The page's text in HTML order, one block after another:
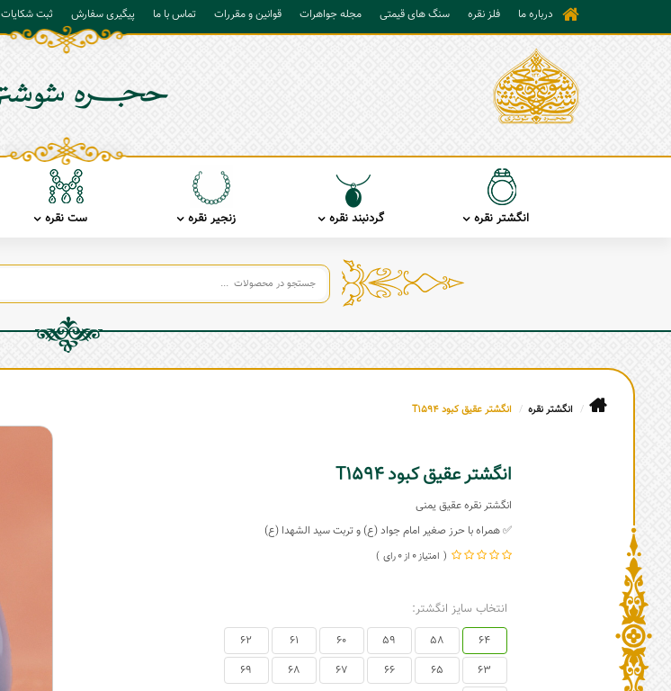
درباره ما فلز نقره سنگ های قیمتی مجله جواهرات قوانین و مقررات تماس با ما پیگیری سفارش ثبت شکایات
انگشتر نقره گردنبند نقره زنجیر نقره ست نقره
انگشتر نقره انگشتر عقیق کبود T1594
انگشتر عقیق کبود T1594
انگشتر نقره عقیق یمنی
✅ همراه با حرز صغیر امام جواد (ع) و تربت سید الشهدا (ع)
0
0
انتخاب سایز انگشتر:
64
58
59
60
61
62
63
65
66
67
68
69